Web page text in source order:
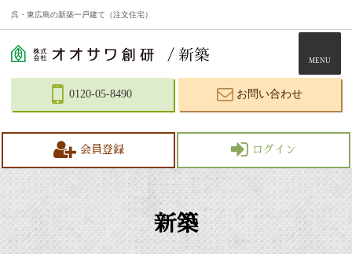
呉・東広島の新築一戸建て（注文住宅）
MENU
0120-05-8490 お問い合わせ
会員登録 ログイン
新築